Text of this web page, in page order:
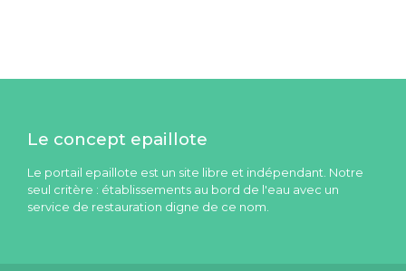
Le concept epaillote
Le portail epaillote est un site libre et indépendant. Notre
seul critère : établissements au bord de l'eau avec un
service de restauration digne de ce nom.